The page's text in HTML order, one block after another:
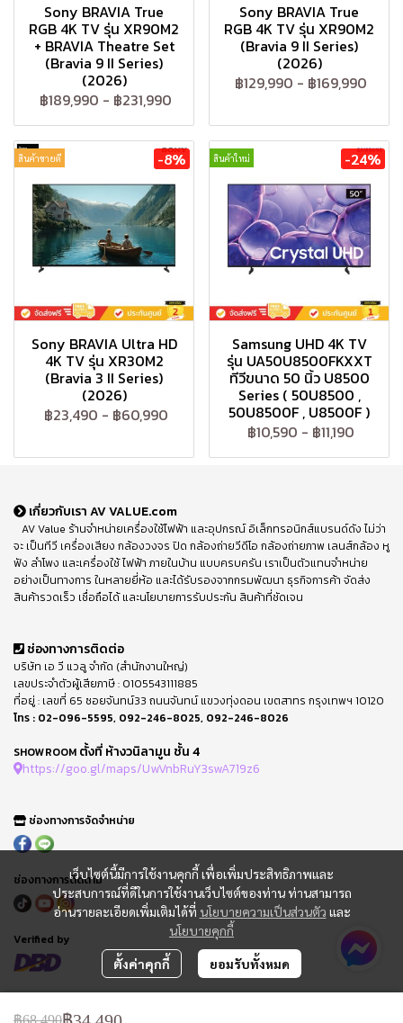
Sony BRAVIA True
RGB 4K TV รุ่น XR90M2
+ BRAVIA Theatre Set
(Bravia 9 II Series)
(2026)
฿189,990 - ฿231,990
Sony BRAVIA True
RGB 4K TV รุ่น XR90M2
(Bravia 9 II Series)
(2026)
฿129,990 - ฿169,990
สินค้าขายดี -8%
Sony BRAVIA Ultra HD
4K TV รุ่น XR30M2
(Bravia 3 II Series)
(2026)
฿23,490 - ฿60,990
สินค้าใหม่ -24%
Samsung UHD 4K TV
รุ่น UA50U8500FKXXT
ทีวีขนาด 50 นิ้ว U8500
Series ( 50U8500 ,
50U8500F , U8500F )
฿10,590 - ฿11,190
฿68,490
เว็บไซต์นี้มีการใช้งานคุกกี้ เพื่อเพิ่มประสิทธิภาพและ
ประสบการณ์ที่ดีในการใช้งานเว็บไซต์ของท่าน ท่านสามารถ
อ่านรายละเอียดเพิ่มเติมได้ที่ นโยบายความเป็นส่วนตัว และ
นโยบายคุกกี้
ตั้งค่าคุกกี้ ยอมรับทั้งหมด
เกี่ยวกับเรา AV VALUE.com
AV Value ร้านจำหน่ายเครื่องใช้ไฟฟ้า และอุปกรณ์ อิเล็กทรอนิกส์แบรนด์ดัง ไม่ว่า
จะ เป็นทีวี เครื่องเสียง กล้องวงจร ปิด กล้องถ่ายวีดีโอ กล้องถ่ายภาพ เลนส์กล้อง หู
ฟัง ลำโพง และเครื่องใช้ ไฟฟ้า ภายในบ้าน แบบครบครัน เราเป็นตัวแทนจำหน่าย
อย่างเป็นทางการ ในหลายยี่ห้อ และได้รับรองจากกรมพัฒนา ธุรกิจการค้า จัดส่ง
สินค้ารวดเร็ว เชื่อถือได้ และนโยบายการรับประกัน สินค้าที่ชัดเจน
ช่องทางการติดต่อ
บริษัท เอ วี แวลู จำกัด (สำนักงานใหญ่)
เลขประจำตัวผู้เสียภาษี : 0105543111885
ที่อยู่ : เลขที่ 65 ซอยจันทน์33 ถนนจันทน์ แขวงทุ่งดอน เขตสาทร กรุงเทพฯ 10120
โทร : 02-096-5595, 092-246-8025, 092-246-8026
SHOWROOM ตั้งที่ ห้างวนิลามูน ชั้น 4
https://goo.gl/maps/UwVnbRuY3swA719z6
ช่องทางการจัดจำหน่าย
ช่องทางการติดตาม
Verified by
ข้อกำหนดการใช้